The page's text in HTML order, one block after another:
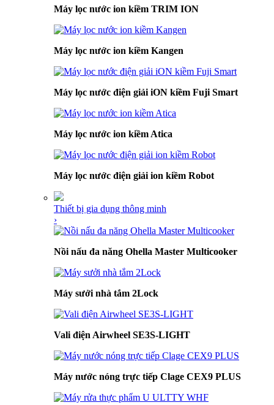
Máy lọc nước ion kiềm TRIM ION
Máy lọc nước ion kiềm Kangen
Máy lọc nước điện giải iON kiềm Fuji Smart
Máy lọc nước ion kiềm Atica
Máy lọc nước điện giải ion kiềm Robot
Thiết bị gia dụng thông minh
›
Nồi nấu đa năng Ohella Master Multicooker
Máy sưởi nhà tắm 2Lock
Vali điện Airwheel SE3S-LIGHT
Máy nước nóng trực tiếp Clage CEX9 PLUS